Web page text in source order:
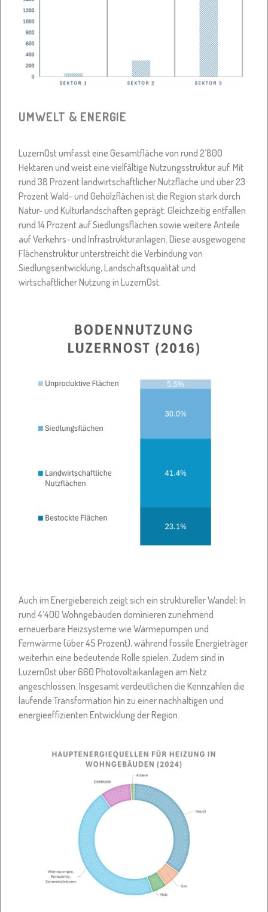
UMWELT & ENERGIE
LuzernOst umfasst eine Gesamtfläche von rund 2’800
Hektaren und weist eine vielfältige Nutzungsstruktur auf. Mit
rund 38 Prozent landwirtschaftlicher Nutzfläche und über 23
Prozent Wald- und Gehölzflächen ist die Region stark durch
Natur- und Kulturlandschaften geprägt. Gleichzeitig entfallen
rund 14 Prozent auf Siedlungsflächen sowie weitere Anteile
auf Verkehrs- und Infrastrukturanlagen. Diese ausgewogene
Flächenstruktur unterstreicht die Verbindung von
Siedlungsentwicklung, Landschaftsqualität und
wirtschaftlicher Nutzung in LuzernOst.
Auch im Energiebereich zeigt sich ein struktureller Wandel: In
rund 4’400 Wohngebäuden dominieren zunehmend
erneuerbare Heizsysteme wie Wärmepumpen und
Fernwärme (über 45 Prozent), während fossile Energieträger
weiterhin eine bedeutende Rolle spielen. Zudem sind in
LuzernOst über 660 Photovoltaikanlagen am Netz
angeschlossen. Insgesamt verdeutlichen die Kennzahlen die
laufende Transformation hin zu einer nachhaltigen und
energieeffizienten Entwicklung der Region.